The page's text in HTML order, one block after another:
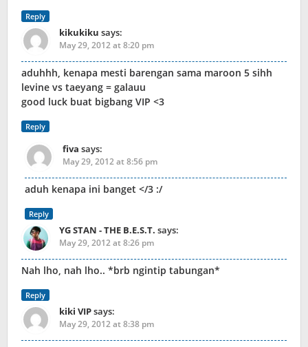
Reply
kikukiku says:
May 29, 2012 at 8:20 pm
aduhhh, kenapa mesti barengan sama maroon 5 sihh
levine vs taeyang = galauu
good luck buat bigbang VIP <3
Reply
fiva says:
May 29, 2012 at 8:56 pm
aduh kenapa ini banget </3 :/
Reply
YG STAN - THE B.E.S.T. says:
May 29, 2012 at 8:26 pm
Nah lho, nah lho.. *brb ngintip tabungan*
Reply
kiki VIPsays:
May 29, 2012 at 8:38 pm